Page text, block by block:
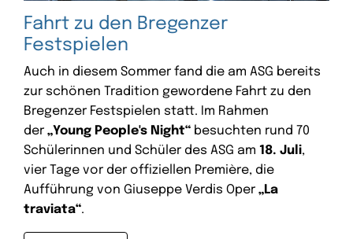
Fahrt zu den Bregenzer
Festspielen
Auch in diesem Sommer fand die am ASG bereits
zur schönen Tradition gewordene Fahrt zu den
Bregenzer Festspielen statt. Im Rahmen
der „Young People's Night“ besuchten rund 70
Schülerinnen und Schüler des ASG am 18. Juli,
vier Tage vor der offiziellen Première, die
Aufführung von Giuseppe Verdis Oper „La
traviata“.